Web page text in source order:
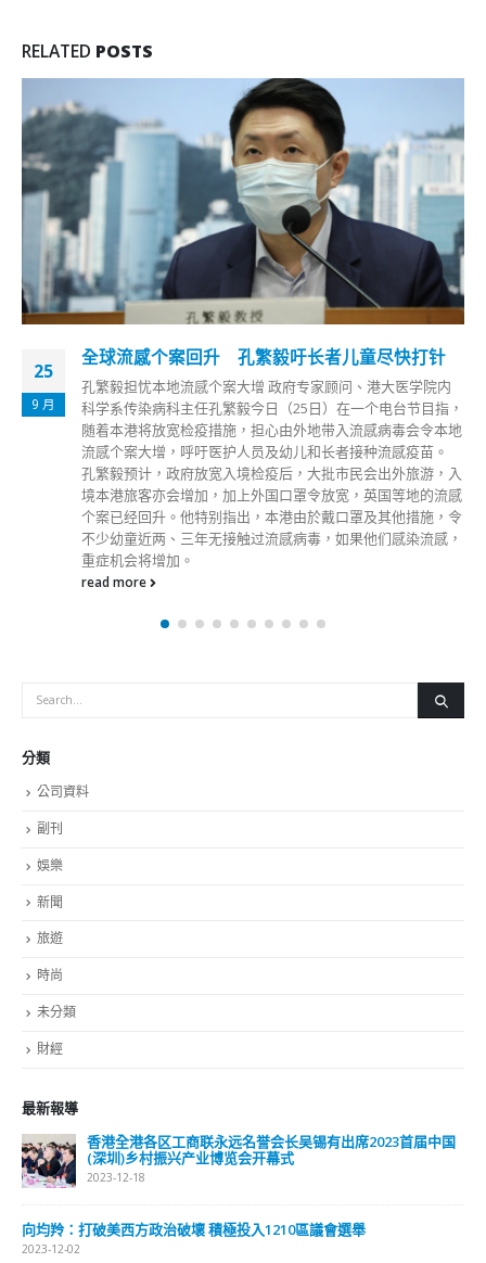
RELATED POSTS
25
9 月
全球流感个案回升 孔繁毅吁长者儿童尽快打针
孔繁毅担忧本地流感个案大增 政府专家顾问、港大医学院内
科学系传染病科主任孔繁毅今日（25日）在一个电台节目指，
随着本港将放宽检疫措施，担心由外地带入流感病毒会令本地
流感个案大增，呼吁医护人员及幼儿和长者接种流感疫苗。
孔繁毅预计，政府放宽入境检疫后，大批市民会出外旅游，入
境本港旅客亦会增加，加上外国口罩令放宽，英国等地的流感
个案已经回升。他特别指出，本港由於戴口罩及其他措施，令
不少幼童近两、三年无接触过流感病毒，如果他们感染流感，
重症机会将增加。
read more
分類
公司資料
副刊
娛樂
新聞
旅遊
時尚
未分類
財經
最新報導
香港全港各区工商联永远名誉会长吴锡有出席2023首届中国
(深圳)乡村振兴产业博览会开幕式
2023-12-18
向均羚：打破美西方政治破壞 積極投入1210區議會選舉
2023-12-02